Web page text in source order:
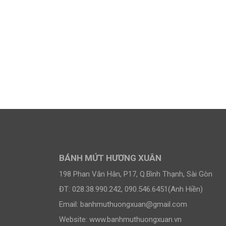
BÁNH MỨT HƯƠNG XUÂN
198 Phan Văn Hân, P17, Q.Bình Thạnh, Sài Gòn
ĐT: 028.38.990.242, 090.546.6451(Anh Hiền)
Email: banhmuthuongxuan@gmail.com
Website: www.banhmuthuongxuan.vn